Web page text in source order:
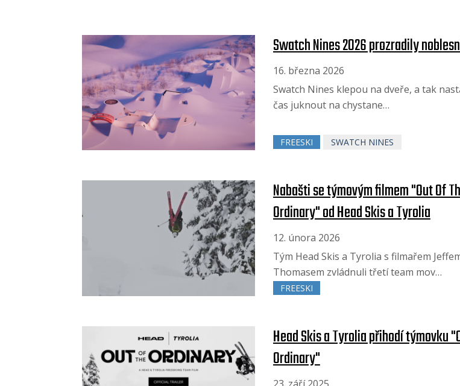
Swatch Nines 2026 prozradily
16. března 2026
Swatch Nines klepou na dveře, a tak
čas juknout na chystane…
FREESKI SWATCH NINES
Nabašti se týmovým filmem "Out Of
Ordinary" od Head Skis a Tyrolia
12. února 2026
Tým Head Skis a Tyrolia s filmařem
Thomasem zvládnuli třetí team mov…
FREESKI
Head Skis a Tyrolia přihodí týmovku
Ordinary"
23. září 2025